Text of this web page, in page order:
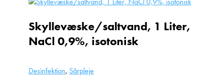
Desinfektion, Sårpleje
Skyllevæske/saltvand, 1 Liter,
NaCl 0,9%, isotonisk